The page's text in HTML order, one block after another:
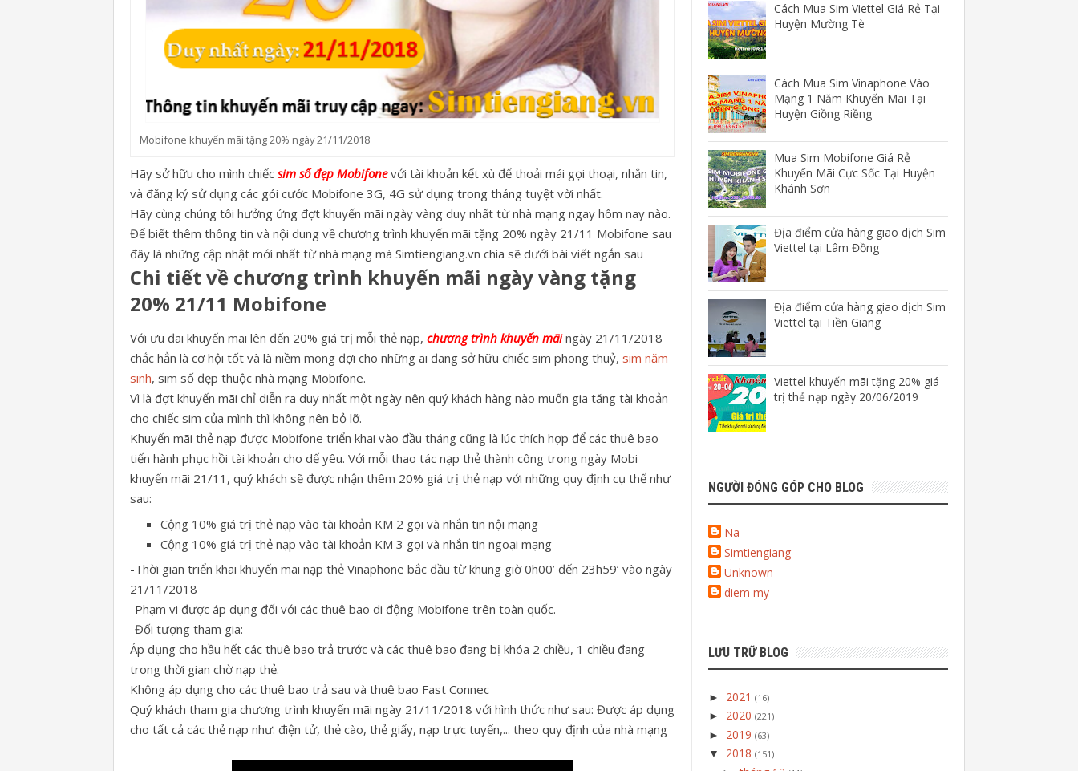
Mobifone khuyến mãi tặng 20% ngày 21/11/2018
Hãy sở hữu cho mình chiếc sim số đẹp Mobifonevới tài khoản kết xù để thoải mái gọi thoại, nhắn tin,
và đăng ký sử dụng các gói cước Mobifone 3G, 4G sử dụng trong tháng tuyệt vời nhất.
Hãy cùng chúng tôi hưởng ứng đợt khuyến mãi ngày vàng duy nhất từ nhà mạng ngay hôm nay nào.
Để biết thêm thông tin và nội dung về chương trình khuyến mãi tặng 20% ngày 21/11 Mobifone sau
đây là những cập nhật mới nhất từ nhà mạng mà Simtiengiang.vn chia sẽ dưới bài viết ngắn sau
Chi tiết về chương trình khuyến mãi ngày vàng tặng
20% 21/11 Mobifone
Với ưu đãi khuyến mãi lên đến 20% giá trị mỗi thẻ nạp, chương trình khuyến mãingày 21/11/2018
chắc hẳn là cơ hội tốt và là niềm mong đợi cho những ai đang sở hữu chiếc sim phong thuỷ, sim năm
sinh, sim số đẹp thuộc nhà mạng Mobifone.
Vì là đợt khuyến mãi chỉ diễn ra duy nhất một ngày nên quý khách hàng nào muốn gia tăng tài khoản
cho chiếc sim của mình thì không nên bỏ lỡ.
Khuyến mãi thẻ nạp được Mobifone triển khai vào đầu tháng cũng là lúc thích hợp để các thuê bao
tiến hành phục hồi tài khoản cho dế yêu. Với mỗi thao tác nạp thẻ thành công trong ngày Mobi
khuyến mãi 21/11, quý khách sẽ được nhận thêm 20% giá trị thẻ nạp với những quy định cụ thể như
sau:
Cộng 10% giá trị thẻ nạp vào tài khoản KM 2 gọi và nhắn tin nội mạng
Cộng 10% giá trị thẻ nạp vào tài khoản KM 3 gọi và nhắn tin ngoại mạng
-Thời gian triển khai khuyến mãi nạp thẻ Vinaphone bắc đầu từ khung giờ 0h00’ đến 23h59’ vào ngày
21/11/2018
-Phạm vi được áp dụng đối với các thuê bao di động Mobifone trên toàn quốc.
-Đối tượng tham gia:
Áp dụng cho hầu hết các thuê bao trả trước và các thuê bao đang bị khóa 2 chiều, 1 chiều đang
trong thời gian chờ nạp thẻ.
Không áp dụng cho các thuê bao trả sau và thuê bao Fast Connec
Quý khách tham gia chương trình khuyến mãi ngày 21/11/2018 với hình thức như sau: Được áp dụng
cho tất cả các thẻ nạp như: điện tử, thẻ cào, thẻ giấy, nạp trực tuyến,... theo quy định của nhà mạng
Cách Mua Sim Viettel Giá Rẻ Tại
Huyện Mường Tè
Cách Mua Sim Vinaphone Vào
Mạng 1 Năm Khuyến Mãi Tại
Huyện Giồng Riềng
Mua Sim Mobifone Giá Rẻ
Khuyến Mãi Cực Sốc Tại Huyện
Khánh Sơn
Địa điểm cửa hàng giao dịch Sim
Viettel tại Lâm Đồng
Địa điểm cửa hàng giao dịch Sim
Viettel tại Tiền Giang
Viettel khuyến mãi tặng 20% giá
trị thẻ nạp ngày 20/06/2019
NGƯỜI ĐÓNG GÓP CHO BLOG
Na
Simtiengiang
Unknown
diem my
LƯU TRỮ BLOG
► 2021 (16)
► 2020 (221)
► 2019 (63)
▼ 2018 (151)